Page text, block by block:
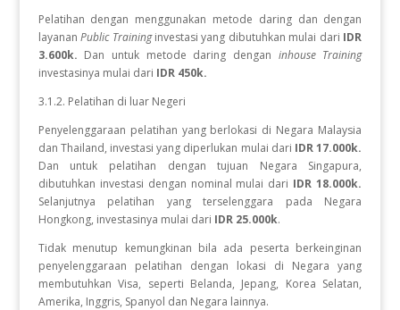
Pelatihan dengan menggunakan metode daring dan dengan
layananPublic Traininginvestasi yang dibutuhkan mulai dari IDR
3.600k. Dan untuk metode daring dengan inhouse Training
investasinya mulai dari IDR 450k.
3.1.2. Pelatihan di luar Negeri
Penyelenggaraan pelatihan yang berlokasi di Negara Malaysia
dan Thailand, investasi yang diperlukan mulai dari IDR 17.000k.
Dan
untuk pelatihan dengan tujuan Negara
Singapura,
dibutuhkan investasi dengan nominal mulai dari IDR 18.000k.
Selanjutnya pelatihan yang terselenggara pada Negara
Hongkong, investasinya mulai dari IDR 25.000k.
Tidak menutup kemungkinan bila ada peserta berkeinginan
penyelenggaraan pelatihan dengan lokasi di Negara yang
membutuhkan Visa, seperti Belanda, Jepang, Korea Selatan,
Amerika, Inggris, Spanyol dan Negara lainnya.